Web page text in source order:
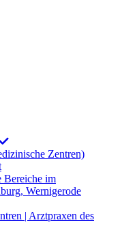
Zentren)
Bereiche im
Wernigerode
| Arztpraxen des